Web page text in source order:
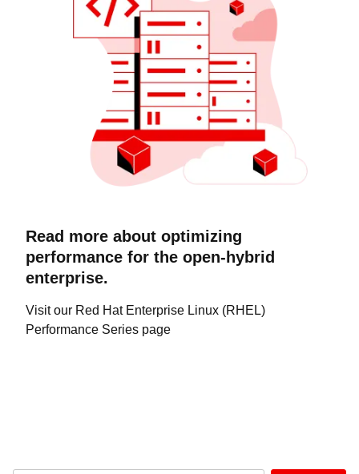
Read more about optimizing
performance for the open-hybrid
enterprise.
Visit our Red Hat Enterprise Linux (RHEL)
Performance Series page